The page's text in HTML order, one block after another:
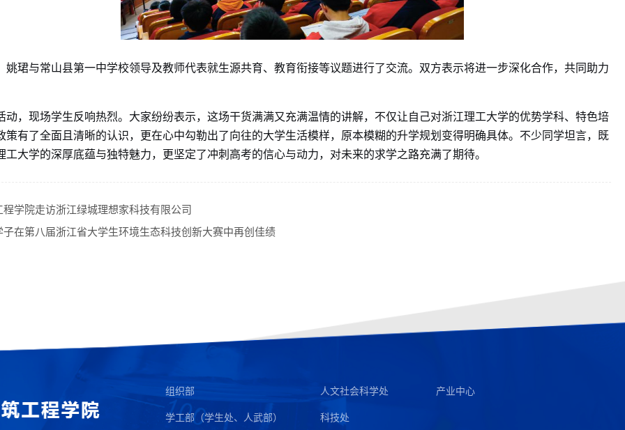
姚珺与常山县第一中学校领导及教师代表就生源共育、教育衔接等议题进行了交流。双方表示将进一步深化合作，共同助力
动，现场学生反响热烈。 大家纷纷表示，这场干货满满又充满温情的讲解，不仅让自己对浙江理工大学的优势学科、特色培
策有了全面且清晰的认识，更在心中勾勒出了向往的大学生活模样，原本模糊的升学规划变得明确具体。不少同学坦言，既
工大学的深厚底蕴与独特魅力，更坚定了冲刺高考的信心与动力，对未来的求学之路充满了期待。
程学院走访浙江绿城理想家科技有限公司
子在第八届浙江省大学生环境生态科技创新大赛中再创佳绩
组织部
学工部（学生处、人武部）
人文社会科学处
科技处
产业中心